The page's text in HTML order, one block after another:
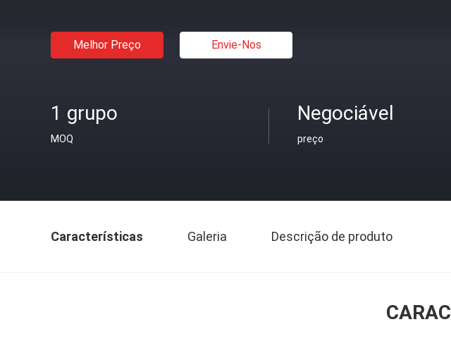
Melhor Preço Envie-Nos
1 grupo
MOQ
Negociável
preço
Características Galeria Descrição de produto